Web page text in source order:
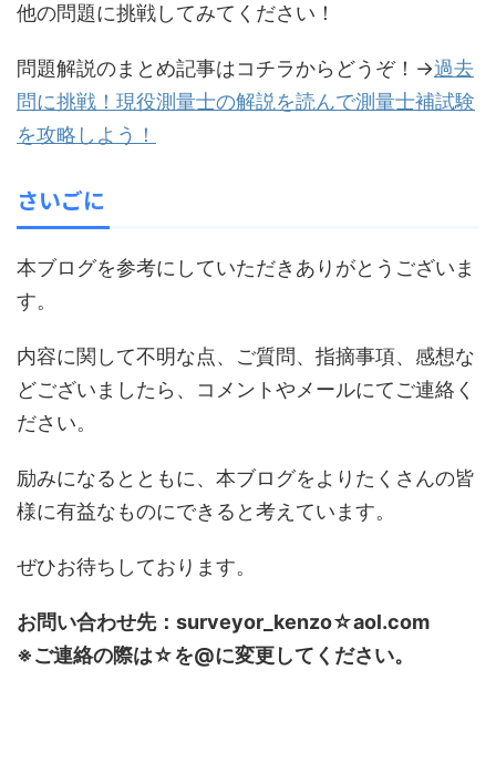
他の問題に挑戦してみてください！
問題解説のまとめ記事はコチラからどうぞ！→過去
問に挑戦！現役測量士の解説を読んで測量士補試験
を攻略しよう！
さいごに
本ブログを参考にしていただきありがとうございま
す。
内容に関して不明な点、ご質問、指摘事項、感想な
どございましたら、コメントやメールにてご連絡く
ださい。
励みになるとともに、本ブログをよりたくさんの皆
様に有益なものにできると考えています。
ぜひお待ちしております。
お問い合わせ先：surveyor_kenzo☆aol.com
※ご連絡の際は☆を@に変更してください。